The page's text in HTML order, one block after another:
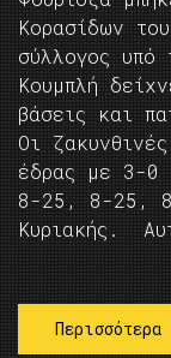
Κορασίδων
σύλλογος υπό
Κουμπλή
βάσεις και
Οι
έδρας με 3-0
8-25, 8-25,
Κυριακής.
Περισσότερα